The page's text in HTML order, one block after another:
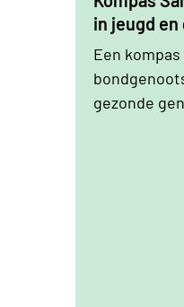
in jeugd en
Een
gezonde